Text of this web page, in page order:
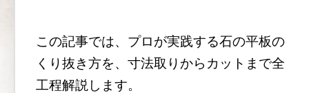
この記事では、プロが実践する石の平板の
くり抜き方を、寸法取りからカットまで全
工程解説します。